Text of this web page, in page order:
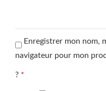
Enregistrer mon nom,
navigateur pour mon
? *